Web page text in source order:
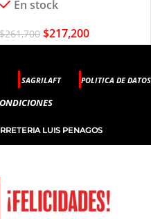
En stock
$261,700 $217,200
SAGRILAFT POLITICA DE DATOS
LUIS PENAGOS